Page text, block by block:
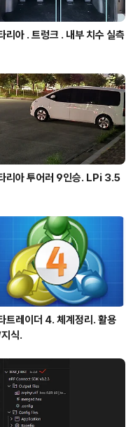
리아 . 트렁크 . 내부 치수 실측
리아 투어러 9인승. LPi 3.5
트레이더 4. 체계정리. 활용
식.